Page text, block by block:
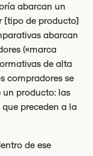
abarcan un
[tipo de producto]
abarcan
(«marca
de alta
compradores se
producto: las
que preceden a la
de ese